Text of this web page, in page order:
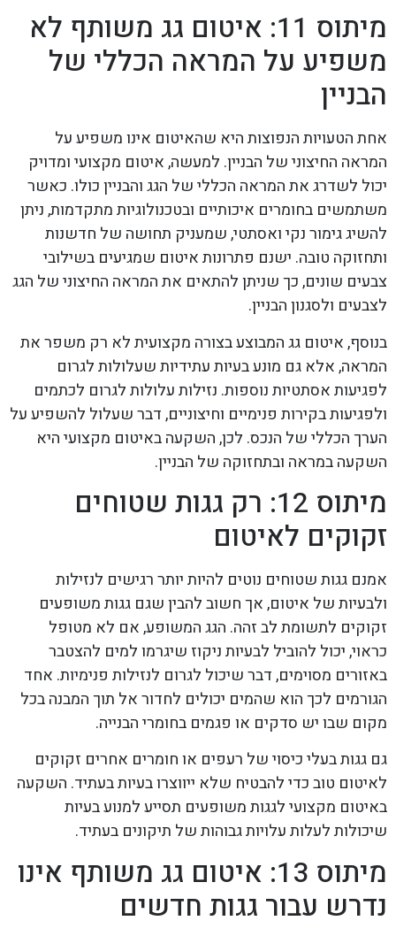
מיתוס 11: איטום גג משותף לא
משפיע על המראה הכללי של
הבניין
אחת הטעויות הנפוצות היא שהאיטום אינו משפיע על
המראה החיצוני של הבניין. למעשה, איטום מקצועי ומדויק
יכול לשדרג את המראה הכללי של הגג והבניין כולו. כאשר
משתמשים בחומרים איכותיים ובטכנולוגיות מתקדמות, ניתן
להשיג גימור נקי ואסתטי, שמעניק תחושה של חדשנות
ותחזוקה טובה. ישנם פתרונות איטום שמגיעים בשילובי
צבעים שונים, כך שניתן להתאים את המראה החיצוני של הגג
לצבעים ולסגנון הבניין.
בנוסף, איטום גג המבוצע בצורה מקצועית לא רק משפר את
המראה, אלא גם מונע בעיות עתידיות שעלולות לגרום
לפגיעות אסתטיות נוספות. נזילות עלולות לגרום לכתמים
ולפגיעות בקירות פנימיים וחיצוניים, דבר שעלול להשפיע על
הערך הכללי של הנכס. לכן, השקעה באיטום מקצועי היא
השקעה במראה ובתחזוקה של הבניין.
מיתוס 12: רק גגות שטוחים
זקוקים לאיטום
אמנם גגות שטוחים נוטים להיות יותר רגישים לנזילות
ולבעיות של איטום, אך חשוב להבין שגם גגות משופעים
זקוקים לתשומת לב זהה. הגג המשופע, אם לא מטופל
כראוי, יכול להוביל לבעיות ניקוז שיגרמו למים להצטבר
באזורים מסוימים, דבר שיכול לגרום לנזילות פנימיות. אחד
הגורמים לכך הוא שהמים יכולים לחדור אל תוך המבנה בכל
מקום שבו יש סדקים או פגמים בחומרי הבנייה.
גם גגות בעלי כיסוי של רעפים או חומרים אחרים זקוקים
לאיטום טוב כדי להבטיח שלא ייווצרו בעיות בעתיד. השקעה
באיטום מקצועי לגגות משופעים תסייע למנוע בעיות
שיכולות לעלות עלויות גבוהות של תיקונים בעתיד.
מיתוס 13: איטום גג משותף אינו
נדרש עבור גגות חדשים